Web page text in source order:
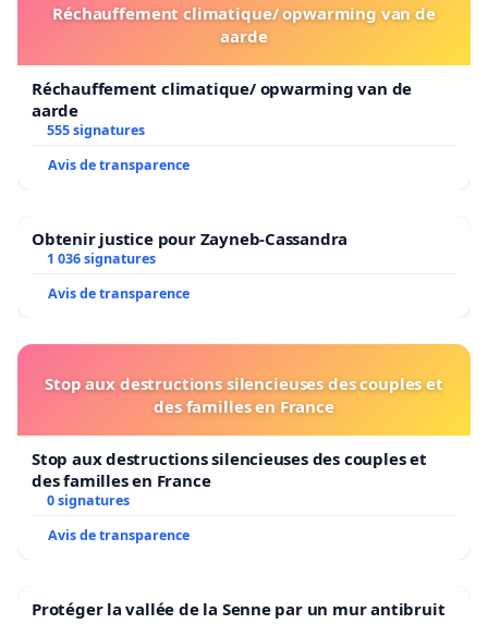
Réchauffement climatique/ opwarming van de
aarde
Réchauffement climatique/ opwarming van de
aarde
555 signatures
Avis de transparence
Obtenir justice pour Zayneb-Cassandra
1 036 signatures
Avis de transparence
Stop aux destructions silencieuses des couples et
des familles en France
Stop aux destructions silencieuses des couples et
des familles en France
0 signatures
Avis de transparence
Protéger la vallée de la Senne par un mur antibruit